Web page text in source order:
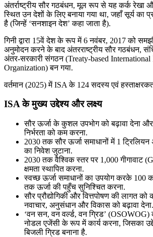
अंतर्राष्ट्रीय सौर गठबंधन, मूल रूप से यह कर्क रेखा
स्थित उन देशों के लिए बनाया गया था, जहाँ सूर्य का
है (जिन्हें ‘सनशाइन देश’ कहा जाता है).
गिनी द्वारा 15वें देश के रूप में 6 नवंबर, 2017 को
अनुमोदन करने के बाद अंतरराष्ट्रीय सौर गठबंधन,
अंतर-सरकारी संगठन (Treaty-based International
Organization) बन गया.
वर्तमान (2025) में ISA के 124 सदस्य एवं
ISA के मुख्य उद्देश्य और लक्ष्य
सौर ऊर्जा के कुशल उपभोग को बढ़ावा देना
निर्भरता को कम करना.
2030 तक सौर ऊर्जा समाधानों में 1
का निवेश जुटाना.
2030 तक वैश्विक स्तर पर 1,000 गीगावाट
क्षमता स्थापित करना.
स्वच्छ ऊर्जा समाधानों का उपयोग करके 100
तक ऊर्जा की पहुँच सुनिश्चित करना.
सौर प्रौद्योगिकी और वित्तपोषण की लागत
नवाचार, अनुसंधान और विकास को बढ़ावा देना.
‘वन सन, वन वर्ल्ड, वन ग्रिड’
नोडल एजेंसी के रूप में कार्य करना, जिसका
बिजली ग्रिड बनाना है.